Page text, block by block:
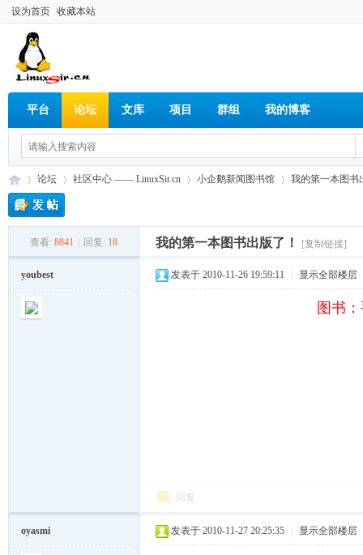
设为首页 收藏本站
平台 论坛 文库 项目 群组 我的博客
论坛
›
社区中心 —— LinuxSir.cn
›
小企鹅新闻图书馆
›
我的第一本图书
查看: 8841 回复: 18 我的第一本图书出版了！ [复制链接]
youbest 发表于 2010-11-26 19:59:11 显示全部楼层
图书
回复
oyasmi 发表于 2010-11-27 20:25:35 显示全部楼层